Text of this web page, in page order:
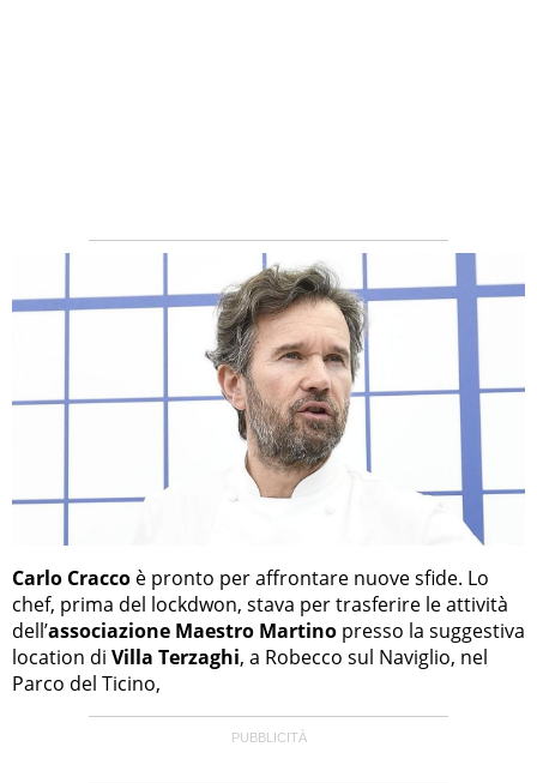
Carlo Cracco è pronto per affrontare nuove sfide. Lo
chef, prima del lockdwon, stava per trasferire le attività
dell’associazione Maestro Martino presso la suggestiva
location di Villa Terzaghi, a Robecco sul Naviglio, nel
Parco del Ticino,